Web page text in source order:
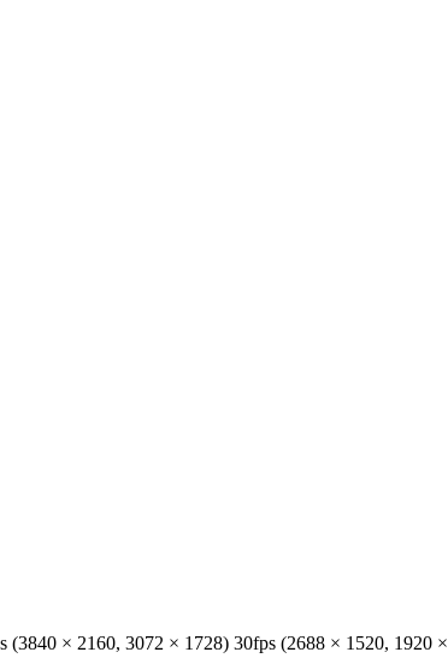
× 2160, 3072 × 1728) 30fps (2688 × 1520, 1920 ×